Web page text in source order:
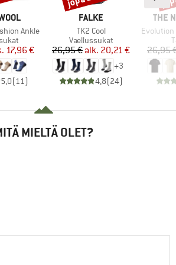
Ankle
hinta
17,96 €
5,0(11 )
MERKKI
FALKE
Tuote
TK2 Cool
Tuoteryhmä
Vaellussukat
Hinta
26,95 € Alennettu hinta
alk. 20,21 €
+3
4,8(24)
THE
Tuote
Evolution
26,95
MIELTÄ OLET?